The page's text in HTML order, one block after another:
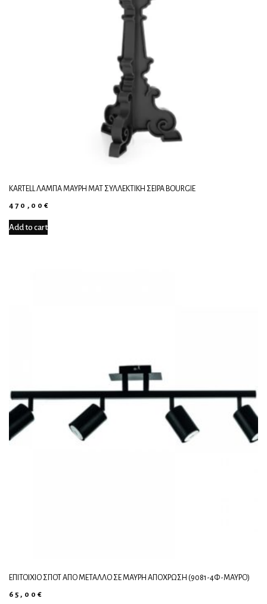
KARTELL ΛΆΜΠΑ ΜΑΎΡΗ ΜΑΤ ΣΥΛΛΕΚΤΙΚΉ ΣΕΙΡΆ BOURGIE
470,00€
Add to cart
ΕΠΙΤΟΊΧΙΟ ΣΠΟΤ ΑΠΌ ΜΈΤΑΛΛΟ ΣΕ ΜΑΎΡΗ ΑΠΌΧΡΩΣΗ (9081-4Φ-ΜΑΎΡΟ)
65,00 €